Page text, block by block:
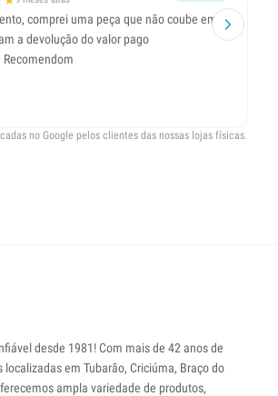
comprei uma peça que não coube em
a devolução do valor pago
no Google pelos clientes das nossas lojas físicas.
desde 1981! Com mais de 42 anos de
localizadas em Tubarão, Criciúma, Braço do
ampla variedade de produtos,